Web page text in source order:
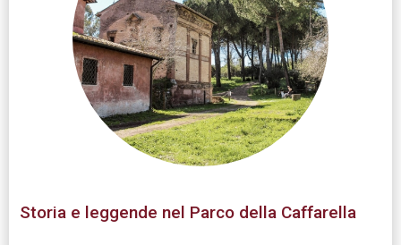
Storia e leggende nel Parco della Caffarella